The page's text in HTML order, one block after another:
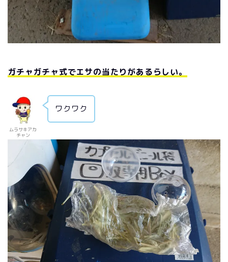
ガチャガチャ式でエサの当たりがあるらしい。
ムラサキアカ
チャン
ワクワク